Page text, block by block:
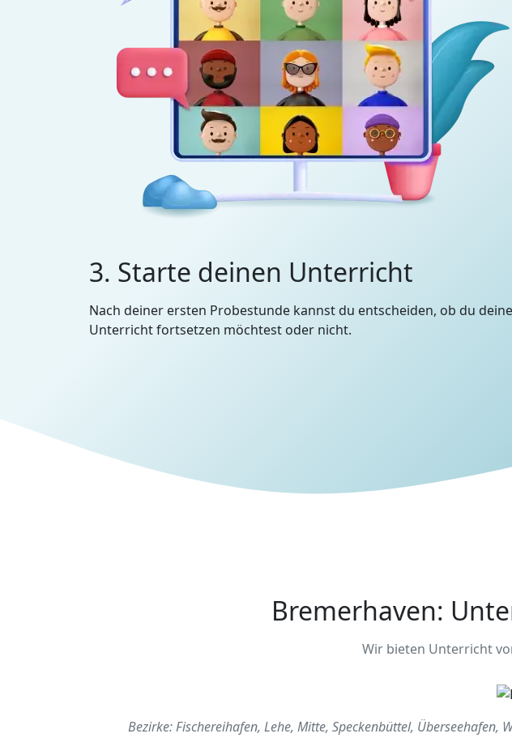
3. Starte deinen Unterricht
Nach deiner ersten Probestunde kannst du entscheiden, ob du
Unterricht fortsetzen möchtest oder nicht.
Bremerhaven:
Wir bieten Unterricht
Bezirke: Fischereihafen, Lehe, Mitte, Speckenbüttel,